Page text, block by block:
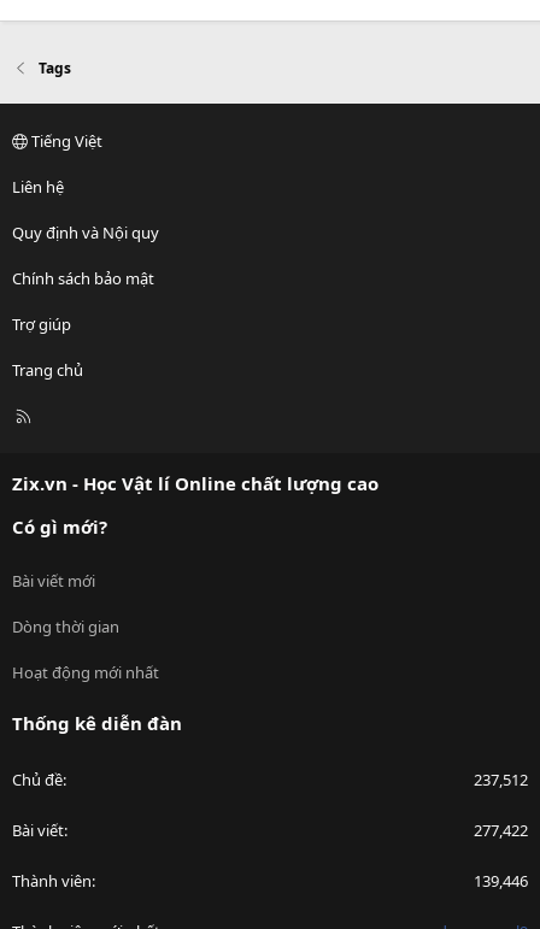
Tags
Tiếng Việt
Liên hệ
Quy định và Nội quy
Chính sách bảo mật
Trợ giúp
Trang chủ
R
Zix.vn - Học Vật lí Online chất lượng cao
Có gì mới?
Bài viết mới
Dòng thời gian
Hoạt động mới nhất
Thống kê diễn đàn
Chủ đề 237,512
Bài viết 277,422
Thành viên 139,446